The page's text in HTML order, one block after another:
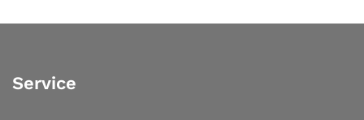
Service